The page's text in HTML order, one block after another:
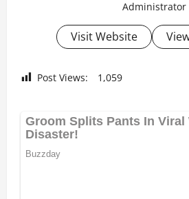
Administrator
Visit Website
Post Views: 1,059